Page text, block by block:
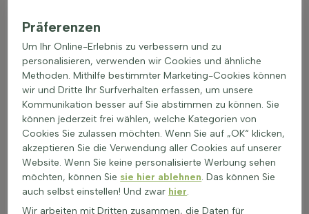
Schutz vor starkem Wind durch eine Windbarriere.
Verpflanzen:
Verpflanzung am besten im Herbst durchführen.
Nach dem Verpflanzen gut wässern und den Boden
feucht halten.
Teilen nicht zutreffend für diese Gattung
Der Schneeflockenbaum kann bienenfreundlich sein, da er
Bienen anzieht und seine Früchte sind eine gute
Nahrungsquelle für Vögel. Wer einen robusten und
pflegeleichten Zierbaum sucht, sollte den
Schneeflockenbaum kaufen.
Präferenzen
Um Ihr Online-Erlebnis zu verbessern und zu
personalisieren, verwenden wir Cookies und ähnliche
Methoden. Mithilfe bestimmter Marketing-Cookies können
wir und Dritte Ihr Surfverhalten erfassen, um unsere
Kommunikation besser auf Sie abstimmen zu können. Sie
können jederzeit frei wählen, welche Kategorien von
Cookies Sie zulassen möchten. Wenn Sie auf „OK“ klicken,
akzeptieren Sie die Verwendung aller Cookies auf unserer
Website. Wenn Sie keine personalisierte Werbung sehen
möchten, können Sie sie hier ablehnen. Das können Sie
auch selbst einstellen! Und zwar hier.
Wir arbeiten mit Dritten zusammen, die Daten für